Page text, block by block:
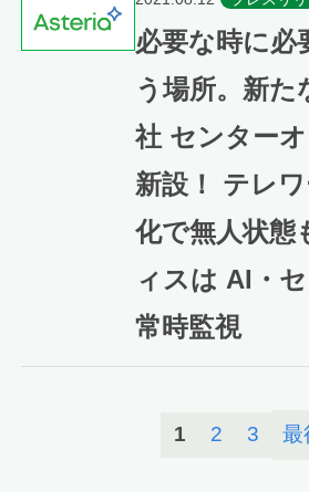
必要な時に必
う場所。新た
社 センター
新設！ テレ
化で無人状態
ィスは AI・
常時監視
1 2 3 最